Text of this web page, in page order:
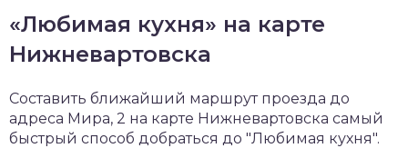
«Любимая кухня» на карте
Нижневартовска
Составить ближайший маршрут проезда до
адреса Мира, 2 на карте Нижневартовска самый
быстрый способ добраться до "Любимая кухня".